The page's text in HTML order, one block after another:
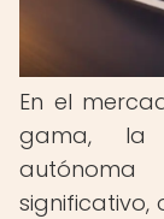
En el
gama, la